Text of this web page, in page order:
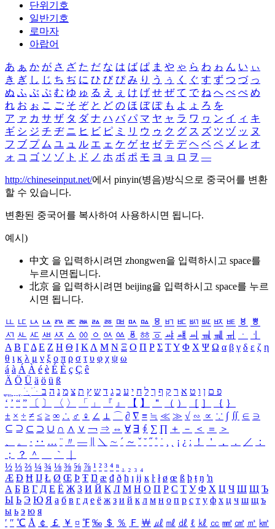
단위기호
일반기호
로마자
아랍어
あ ぁ か が さ ざ た だ な は ば ぱ ま や ゃ ら わ ゎ ん い ぃ
き ぎ し じ ち ぢ に ひ び ぴ み り う ぅ く ぐ す ず つ づ っ
ぬ ふ ぶ ぷ む ゆ ゅ る え ぇ け げ せ ぜ て で ね へ べ ぺ め
れ お ぉ こ ご そ ぞ と ど の ほ ぼ ぽ も よ ょ ろ を
ア ァ カ サ ザ タ ダ ナ ハ バ パ マ ヤ ャ ラ ワ ヮ ン イ ィ キ
ギ シ ジ チ ヂ ニ ヒ ビ ピ ミ リ ウ ゥ ク グ ス ズ ツ ヅ ッ ヌ
フ ブ プ ム ユ ュ ル エ ェ ケ ゲ セ ゼ テ デ ヘ ベ ペ メ レ オ
ォ コ ゴ ソ ゾ ト ド ノ ホ ボ ポ モ ヨ ョ ロ ヲ ―
http://chineseinput.net/에서 pinyin(병음)방식으로 중국어를 변환
할 수 있습니다.
변환된 중국어를 복사하여 사용하시면 됩니다.
예시)
中文 을 입력하시려면 zhongwen을 입력하시고 space를
누르시면됩니다.
北京 을 입력하시려면 beijing을 입력하시고 space를 누르
시면 됩니다.
ㅥ ㅦ ㅧ ㅨ ㅩ ㅪ ㅫ ㅬ ㅭ ㅮ ㅯ ㅰ ㅱ ㅲ ㅳ ㅴ ㅵ ㅶ ㅷ ㅸ
ㅹ
ㅺ ㅻ ㅼ ㅽ ㅾ ㅿ ㆀ ㆁ ㆂ ㆃ ㆄ ㆅ ㆆ ㆇ ㆈ ㆉ ㆊ ㆋ ㆌ ㆍ
ㆎ
Α Β ΓΔ Ε Ζ Η Θ Ι ΚΛ Μ Ν Ξ Ο Π Ρ Σ ΤΥ Φ Χ Ψ Ω α β γ δ ε ζ η
θ ι κ λ μ ν ξ ο π ρ σ τ υ φ χ ψ ω
á à Á À é è É È ç Ç ê
Ä Ö Ü ä ö ü ß
ִֶֹ ֻּ ׁׂ פ ם ן ו ט א ר ק ף ך ל ח י ע כ ג ד ש ץ ת צ מ נ ה ב
‘ ’ “ ” 〔 〕 〈 〉 「 」 『 』 【 】 ＂ （ ） ［ ］ ｛ ｝
± × ÷ ≠ ≤ ≥ ∞ ∴ ♂ ♀ ∠ ⊥ ⌒ ∂ ∇ ≡ ≒ ≪ ≫ √ ∽ ∝ ∵ ∫ ∬ ∈ ∋
⊆ ⊇ ⊂ ⊃ ∪ ∩ ∧ ∨ ￢ ⇒ ⇔ ∀ ∃ ∮ ∑ ∏ ＋ － ＜ ＝
＞
、
。 · ‥ … ¨ 〃 ― ＼ ∼ ´ ～ ˇ ˘ ˝ ˚ ˙ ¸ ¡ ¿ ː ！ ＇ ， ． ／
：
；
？ ＾ ｀
½ ⅓ ⅔ ¼ ¾ ⅛ ⅜ ⅝ ⅞ ¹ ² ³ ⁴ ⁿ ₁ ₂ ₃ ₄
Æ Ð Ħ Ĳ Ł Ø Œ Þ Ŧ Ŋ æ đ ð ħ ı ĳ ĸ ŀ ł ø œ ß þ ŧ ŋ ŉ
А Б В Г Д Е Ё Ж З И Й К Л М Н О П Р С Т У Ф Х Ц Ч Ш Щ Ъ
Ы Ь Э Ю Я а б в г д е ё ж з и й к л м н о п р с т у ф х ц ч ш щ ъ
ы ь э ю я
′ ″ ℃ Å ￠ ￡ ￥ ¤ ℉ ‰ ＄ ％ Ｆ ￦ ㎕ ㎖ ㎗ ℓ ㎘ ㏄ ㎣ ㎤ ㎥ ㎦